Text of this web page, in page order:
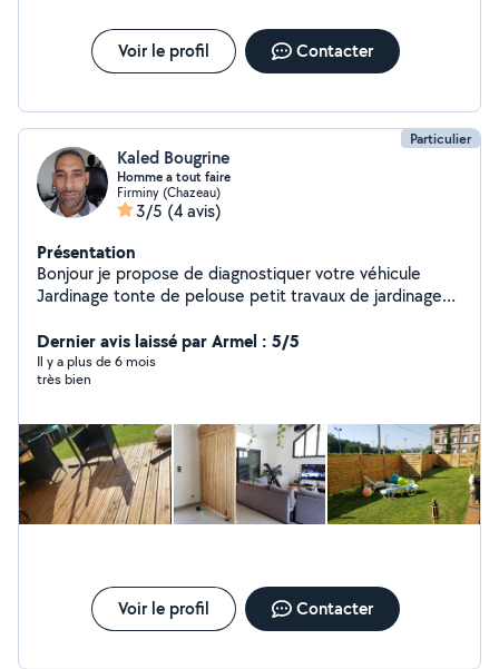
Voir le profil Contacter
Particulier
Kaled Bougrine
Homme a tout faire
Firminy (Chazeau)
3/5 (4 avis)
Présentation
Bonjour je propose de diagnostiquer votre véhicule
Jardinage tonte de pelouse petit travaux de jardinage
Intérieur peinture placo ect Installation meuble électro
ménager ect Informatique déblocage pc diague de
panne ect Charpentier métallique pose de barrière
Dernier avis laissé par Armel : 5/5
Il y a plus de 6 mois
très bien
Voir le profil Contacter